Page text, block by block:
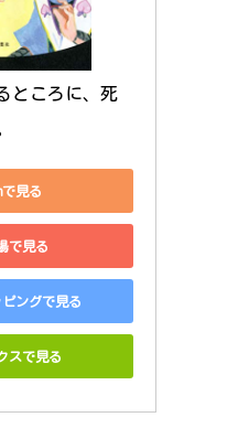
ところに、死
で見る
で見る
ングで見る
スで見る